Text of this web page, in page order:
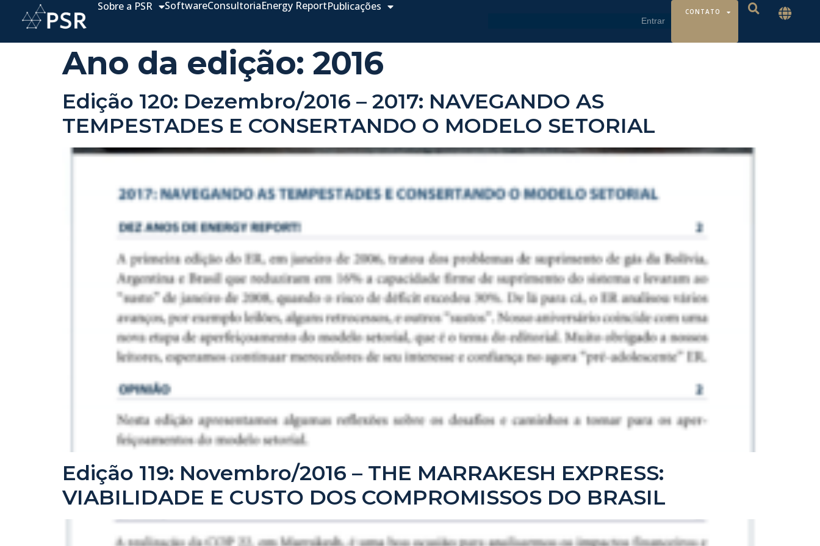
Sobre a PSR SoftwareConsultoriaEnergy ReportPublicações CONTATO
Ano da edição: 2016
Edição 120: Dezembro/2016 – 2017: NAVEGANDO AS
TEMPESTADES E CONSERTANDO O MODELO SETORIAL
Edição 119: Novembro/2016 – THE MARRAKESH EXPRESS:
VIABILIDADE E CUSTO DOS COMPROMISSOS DO BRASIL